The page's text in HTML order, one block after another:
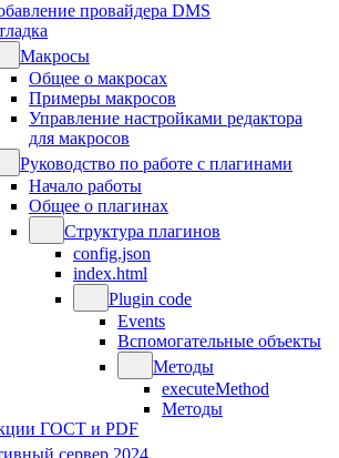
провайдера DMS
Макросы
Общее о макросах
Примеры макросов
Управление настройками редактора
для макросов
Руководство по работе с плагинами
Начало работы
Общее о плагинах
Структура плагинов
config.json
index.html
Plugin code
Events
Вспомогательные объекты
Методы
executeMethod
Методы
ГОСТ и PDF
сервер 2024